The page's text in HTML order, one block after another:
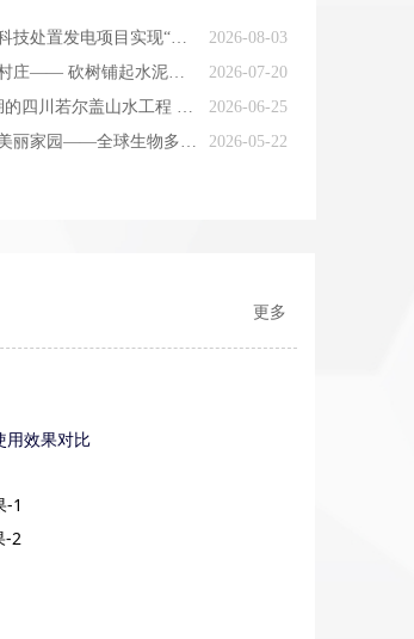
更多
用效果对比
-1
-2
2026-08-03
比什凯克市垃圾科技处置发电项目实现“变废为宝”—— “为城市绿色发展注入持久动能”
2026-07-20
陕西永寿县部分村庄—— 砍树铺起水泥路 环境整治影响小生态
2026-06-25
相当于340个西湖的四川若尔盖山水工程 背后是一场生态攻坚战
2026-05-22
共建万物和谐的美丽家园——全球生物多样性保护的中国贡献